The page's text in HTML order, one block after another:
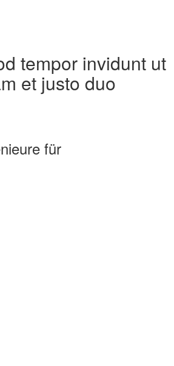
tempor invidunt ut
et justo duo
für